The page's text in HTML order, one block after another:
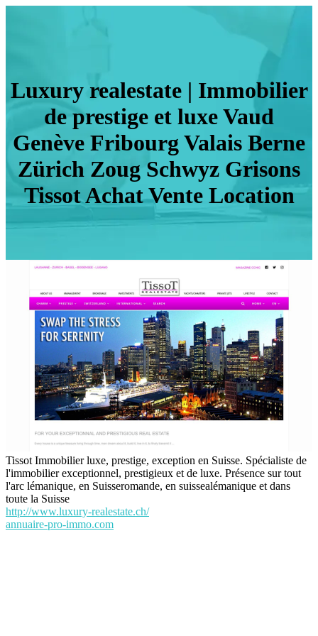
Luxury realestate | Immobilier
de prestige et luxe Vaud
Genève Fribourg Valais Berne
Zürich Zoug Schwyz Grisons
Tissot Achat Vente Location
Tissot Immobilier luxe, prestige, exception en Suisse. Spécialiste de
l'immobilier exceptionnel, prestigieux et de luxe. Présence sur tout
l'arc lémanique, en Suisseromande, en suissealémanique et dans
toute la Suisse
http://www.luxury-realestate.ch/
annuaire-pro-immo.com